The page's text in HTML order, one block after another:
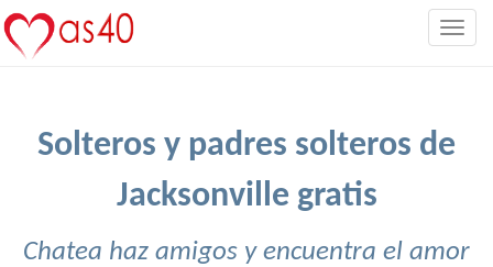
Solteros y padres solteros de
Jacksonville gratis
Chatea haz amigos y encuentra el amor